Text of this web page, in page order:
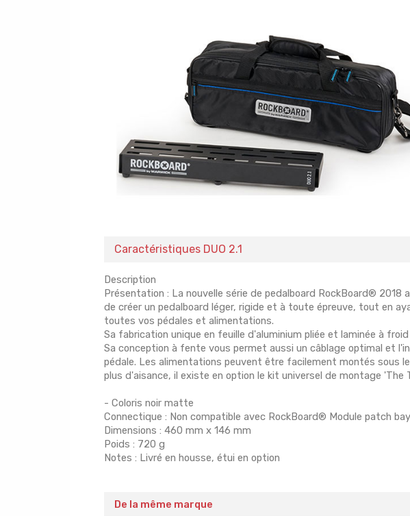
Caractéristiques DUO 2.1
Description
Présentation : La nouvelle série de pedalboard RockBoard® 2018
de créer un pedalboard léger, rigide et à toute épreuve, tout en
toutes vos pédales et alimentations.
Sa fabrication unique en feuille d'aluminium pliée et laminée à
Sa conception à fente vous permet aussi un câblage optimal et
pédale. Les alimentations peuvent être facilement montés sous
plus d'aisance, il existe en option le kit universel de montage 'The
- Coloris noir matte
Connectique : Non compatible avec RockBoard® Module patch
Dimensions : 460 mm x 146 mm
Poids : 720 g
Notes : Livré en housse, étui en option
De la même marque